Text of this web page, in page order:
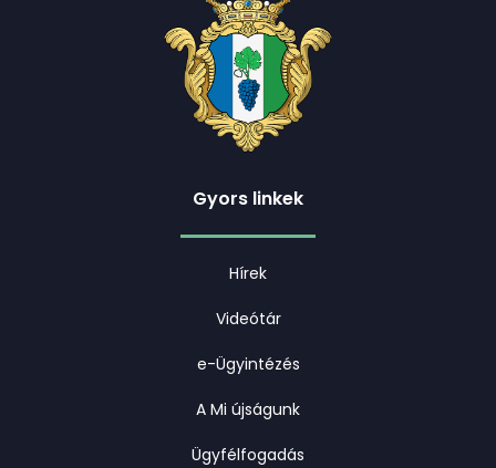
Gyors linkek
Hírek
Videótár
e-Ügyintézés
A Mi újságunk
Ügyfélfogadás